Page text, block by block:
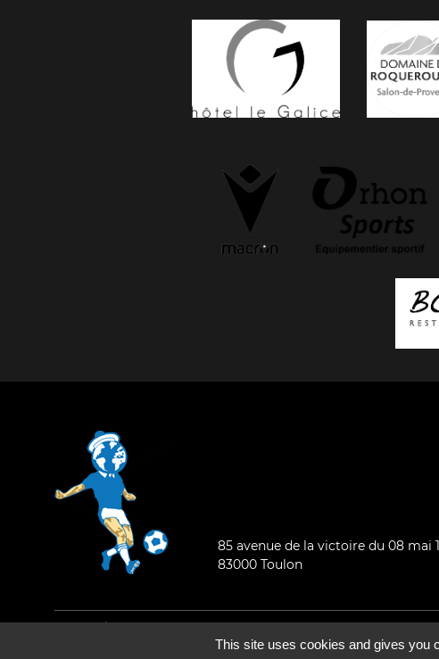
85 avenue de la victoire du 08 mai
83000 Toulon
Mentions légales-Qui sommes-nous ?
©2026 - Tous droits réservés - Conception :epartenair e
This site uses cookies and gives you